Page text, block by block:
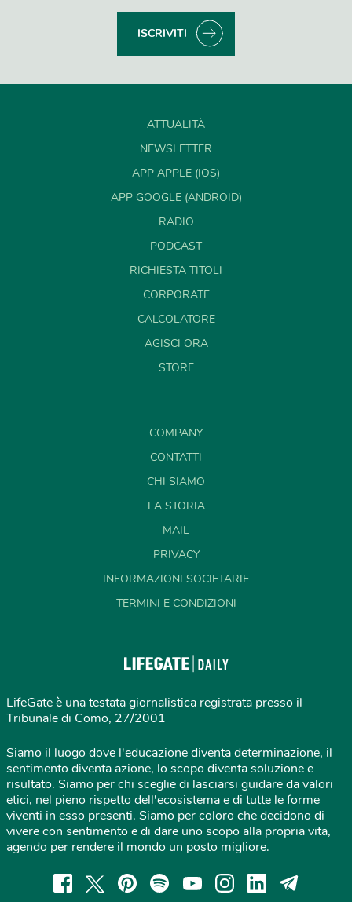
ISCRIVITI
ATTUALITÀ
NEWSLETTER
APP APPLE (IOS)
APP GOOGLE (ANDROID)
RADIO
PODCAST
RICHIESTA TITOLI
CORPORATE
CALCOLATORE
AGISCI ORA
STORE
COMPANY
CONTATTI
CHI SIAMO
LA STORIA
MAIL
PRIVACY
INFORMAZIONI SOCIETARIE
TERMINI E CONDIZIONI
LifeGate è una testata giornalistica registrata presso il
Tribunale di Como, 27/2001
Siamo il luogo dove l'educazione diventa determinazione, il
sentimento diventa azione, lo scopo diventa soluzione e
risultato. Siamo per chi sceglie di lasciarsi guidare da valori
etici, nel pieno rispetto dell'ecosistema e di tutte le forme
viventi in esso presenti. Siamo per coloro che decidono di
vivere con sentimento e di dare uno scopo alla propria vita,
agendo per rendere il mondo un posto migliore.